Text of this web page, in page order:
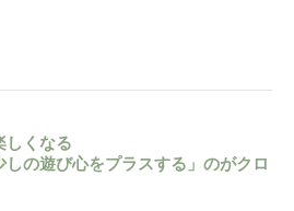
しくなる
しの遊び心をプラスする」のがクロ